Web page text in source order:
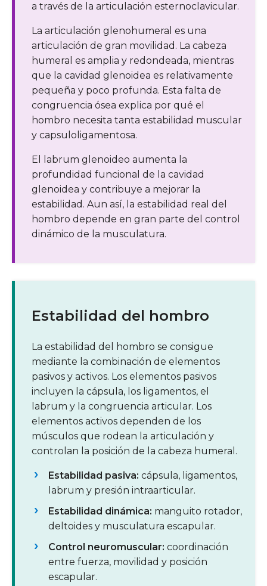
a través de la articulación esternoclavicular.
La articulación glenohumeral es una
articulación de gran movilidad. La cabeza
humeral es amplia y redondeada, mientras
que la cavidad glenoidea es relativamente
pequeña y poco profunda. Esta falta de
congruencia ósea explica por qué el
hombro necesita tanta estabilidad muscular
y capsuloligamentosa.
El labrum glenoideo aumenta la
profundidad funcional de la cavidad
glenoidea y contribuye a mejorar la
estabilidad. Aun así, la estabilidad real del
hombro depende en gran parte del control
dinámico de la musculatura.
Estabilidad del hombro
La estabilidad del hombro se consigue
mediante la combinación de elementos
pasivos y activos. Los elementos pasivos
incluyen la cápsula, los ligamentos, el
labrum y la congruencia articular. Los
elementos activos dependen de los
músculos que rodean la articulación y
controlan la posición de la cabeza humeral.
Estabilidad pasiva: cápsula, ligamentos,
labrum y presión intraarticular.
Estabilidad dinámica: manguito rotador,
deltoides y musculatura escapular.
Control neuromuscular: coordinación
entre fuerza, movilidad y posición
escapular.